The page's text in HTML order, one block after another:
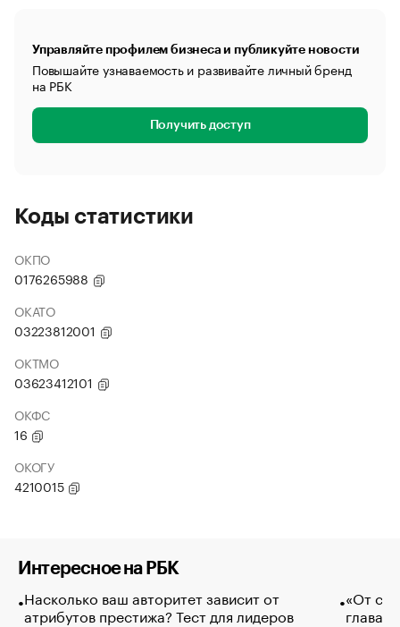
Управляйте профилем бизнеса и публикуйте новости
Повышайте узнаваемость и развивайте личный бренд
на РБК
Получить доступ
Коды статистики
ОКПО
0176265988
ОКАТО
03223812001
ОКТМО
03623412101
ОКФС
16
ОКОГУ
4210015
Интересное на РБК
Насколько ваш авторитет зависит от
атрибутов престижа? Тест для лидеров
«От
глава